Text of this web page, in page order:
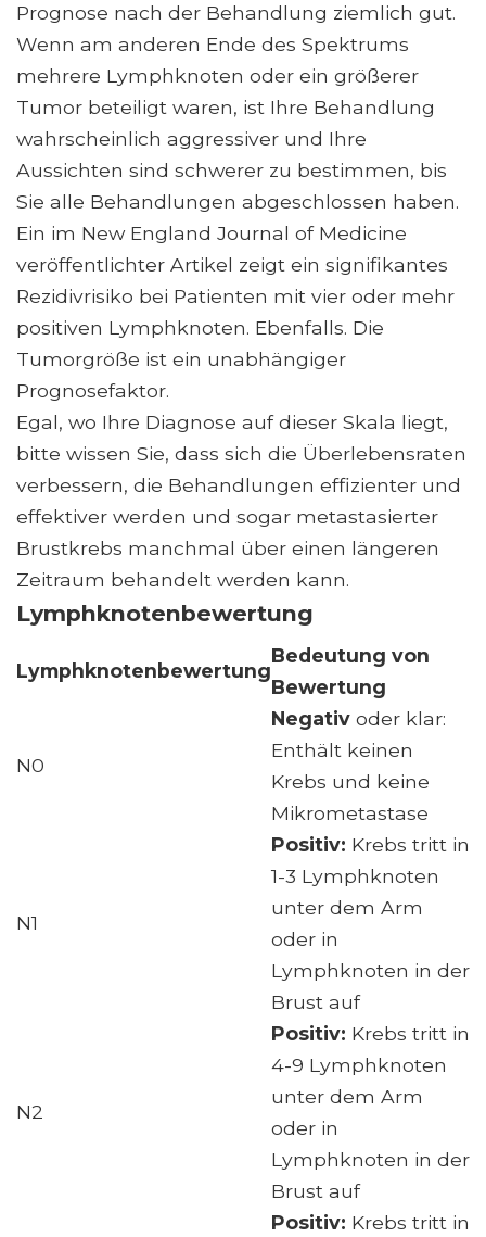
Prognose nach der Behandlung ziemlich gut.
Wenn am anderen Ende des Spektrums
mehrere Lymphknoten oder ein größerer
Tumor beteiligt waren, ist Ihre Behandlung
wahrscheinlich aggressiver und Ihre
Aussichten sind schwerer zu bestimmen, bis
Sie alle Behandlungen abgeschlossen haben.
Ein im New England Journal of Medicine
veröffentlichter Artikel zeigt ein signifikantes
Rezidivrisiko bei Patienten mit vier oder mehr
positiven Lymphknoten. Ebenfalls. Die
Tumorgröße ist ein unabhängiger
Prognosefaktor.
Egal, wo Ihre Diagnose auf dieser Skala liegt,
bitte wissen Sie, dass sich die Überlebensraten
verbessern, die Behandlungen effizienter und
effektiver werden und sogar metastasierter
Brustkrebs manchmal über einen längeren
Zeitraum behandelt werden kann.
Lymphknotenbewertung
Lymphknotenbewertung
Bedeutung von
Bewertung
N0
Negativ oder klar:
Enthält keinen
Krebs und keine
Mikrometastase
N1
Positiv: Krebs tritt in
1-3 Lymphknoten
unter dem Arm
oder in
Lymphknoten in der
Brust auf
N2
Positiv: Krebs tritt in
4-9 Lymphknoten
unter dem Arm
oder in
Lymphknoten in der
Brust auf
Positiv: Krebs tritt in